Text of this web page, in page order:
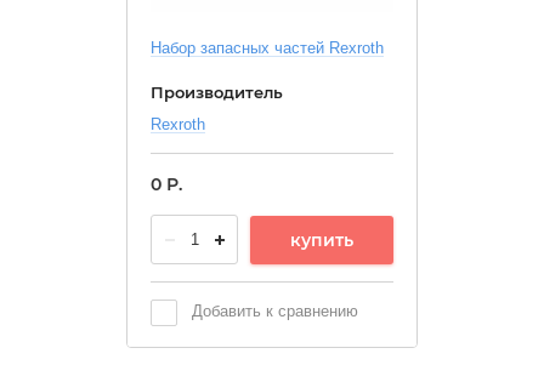
Набор запасных частей Rexroth
Производитель
Rexroth
0 Р.
купить
Добавить к сравнению